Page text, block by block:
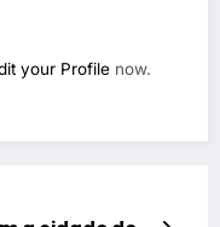
your Profile now.